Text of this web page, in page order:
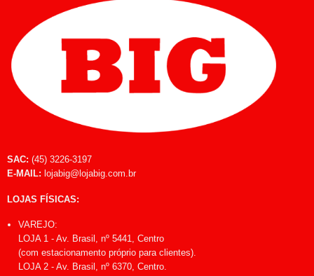
SAC: (45) 3226-3197
E-MAIL: lojabig@lojabig.com.br
LOJAS FÍSICAS:
VAREJO:
LOJA 1 - Av. Brasil, nº 5441, Centro
(com estacionamento próprio para clientes).
LOJA 2 - Av. Brasil, nº 6370, Centro.